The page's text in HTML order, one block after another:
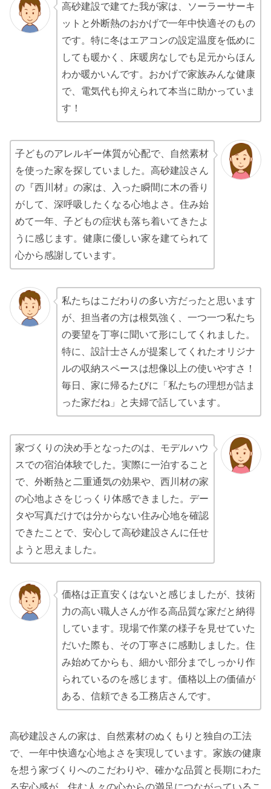
高砂建設で建てた我が家は、ソーラーサーキ
ットと外断熱のおかげで一年中快適そのもの
です。特に冬はエアコンの設定温度を低めに
しても暖かく、床暖房なしでも足元からほん
わか暖かいんです。おかげで家族みんな健康
で、電気代も抑えられて本当に助かっていま
す！
子どものアレルギー体質が心配で、自然素材
を使った家を探していました。高砂建設さん
の『西川材』の家は、入った瞬間に木の香り
がして、深呼吸したくなる心地よさ。住み始
めて一年、子どもの症状も落ち着いてきたよ
うに感じます。健康に優しい家を建てられて
心から感謝しています。
私たちはこだわりの多い方だったと思います
が、担当者の方は根気強く、一つ一つ私たち
の要望を丁寧に聞いて形にしてくれました。
特に、設計士さんが提案してくれたオリジナ
ルの収納スペースは想像以上の使いやすさ！
毎日、家に帰るたびに「私たちの理想が詰ま
った家だね」と夫婦で話しています。
家づくりの決め手となったのは、モデルハウ
スでの宿泊体験でした。実際に一泊すること
で、外断熱と二重通気の効果や、西川材の家
の心地よさをじっくり体感できました。デー
タや写真だけでは分からない住み心地を確認
できたことで、安心して高砂建設さんに任せ
ようと思えました。
価格は正直安くはないと感じましたが、技術
力の高い職人さんが作る高品質な家だと納得
しています。現場で作業の様子を見せていた
だいた際も、その丁寧さに感動しました。住
み始めてからも、細かい部分までしっかり作
られているのを感じます。価格以上の価値が
ある、信頼できる工務店さんです。
高砂建設さんの家は、自然素材のぬくもりと独自の工法
で、一年中快適な心地よさを実現しています。家族の健康
を想う家づくりへのこだわりや、確かな品質と長期にわた